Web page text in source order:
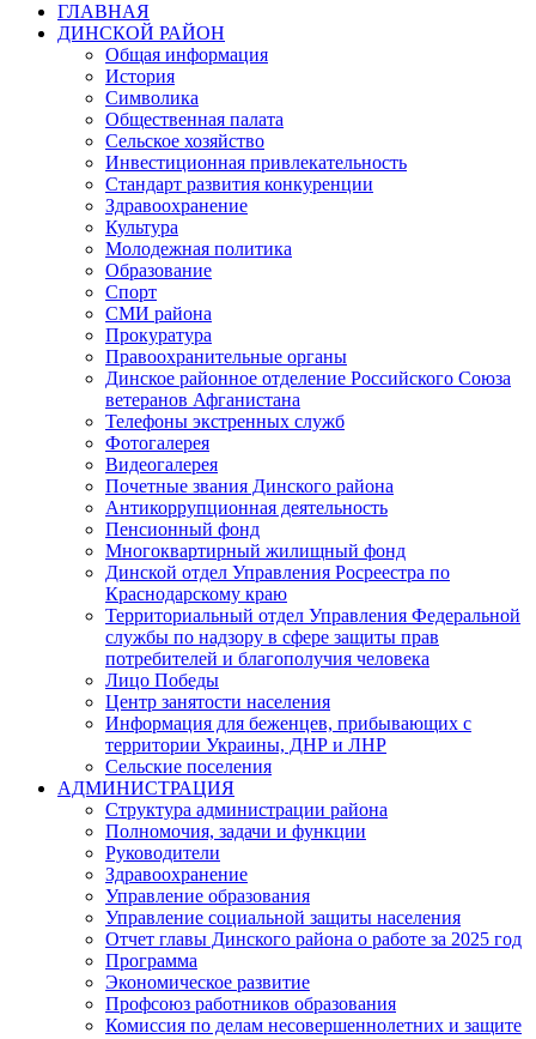
ГЛАВНАЯ
ДИНСКОЙ РАЙОН
Общая информация
История
Символика
Общественная палата
Сельское хозяйство
Инвестиционная привлекательность
Стандарт развития конкуренции
Здравоохранение
Культура
Молодежная политика
Образование
Спорт
СМИ района
Прокуратура
Правоохранительные органы
Динское районное отделение Российского Союза
ветеранов Афганистана
Телефоны экстренных служб
Фотогалерея
Видеогалерея
Почетные звания Динского района
Антикоррупционная деятельность
Пенсионный фонд
Многоквартирный жилищный фонд
Динской отдел Управления Росреестра по
Краснодарскому краю
Территориальный отдел Управления Федеральной
службы по надзору в сфере защиты прав
потребителей и благополучия человека
Лицо Победы
Центр занятости населения
Информация для беженцев, прибывающих с
территории Украины, ДНР и ЛНР
Сельские поселения
АДМИНИСТРАЦИЯ
Структура администрации района
Полномочия, задачи и функции
Руководители
Здравоохранение
Управление образования
Управление социальной защиты населения
Отчет главы Динского района о работе за 2025 год
Программа
Экономическое развитие
Профсоюз работников образования
Комиссия по делам несовершеннолетних и защите